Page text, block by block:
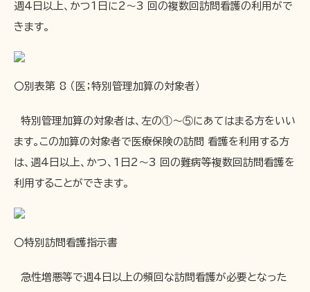
週4日以上、かつ1日に2～3 回の複数回訪問看護の利用がで
きます。
〇別表第 8 （医；特別管理加算の対象者）
特別管理加算の対象者は、左の①～⑤にあてはまる方をいい
ます。この加算の対象者で医療保険の訪問 看護を利用する方
は、週4日以上、かつ、1日2～3 回の難病等複数回訪問看護を
利用することができます。
〇特別訪問看護指示書
急性増悪等で週4日以上の頻回な訪問看護が必要となった